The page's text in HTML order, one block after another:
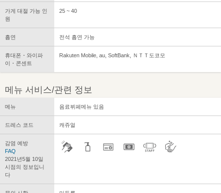
가게 대절 가능 인
원
25 ~ 40
흡연 전석 흡연 가능
휴대폰・와이파
이・콘센트
Rakuten Mobile, au, SoftBank, ＮＴＴ도코모
메뉴 서비스/관련 정보
메뉴 음료뷔페메뉴 있음
드레스 코드 캐쥬얼
감염 예방
FAQ
2021년5월 10일
시점의 정보입니
다